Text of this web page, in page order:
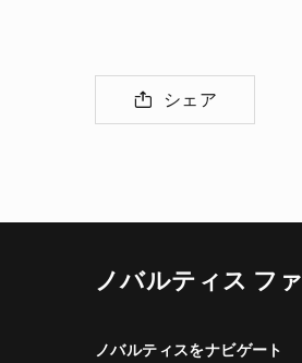
シェア
ノバルティス フ
ノバルティスをナビゲート